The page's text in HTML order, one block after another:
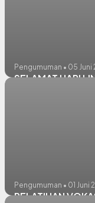
Pengumuman • 05 Juni
SELAMAT HARI
Pengumuman • 01 Juni
PELATIHAN